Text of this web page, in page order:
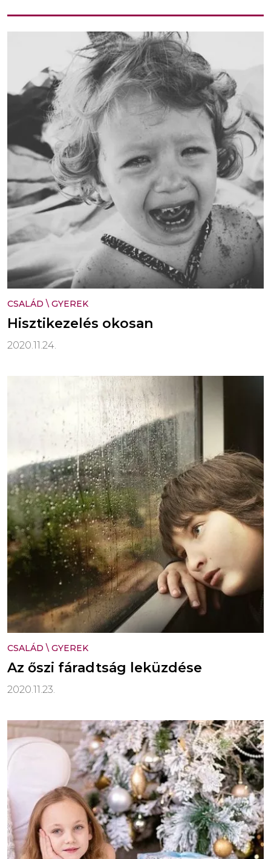
CSALÁD \ GYEREK
Hisztikezelés okosan
2020.11.24.
CSALÁD \ GYEREK
Az őszi fáradtság leküzdése
2020.11.23.